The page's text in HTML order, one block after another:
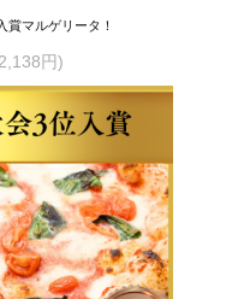
賞マルゲリータ！
円)